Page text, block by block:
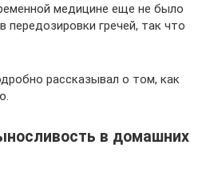
медицине еще не было
передозировки гречей, так что
рассказывал о том, как
в домашних